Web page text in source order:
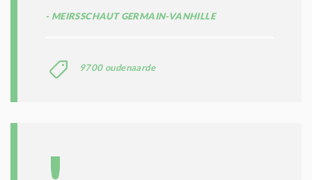
MEIRSSCHAUT GERMAIN-VANHILLE
9700 oudenaarde